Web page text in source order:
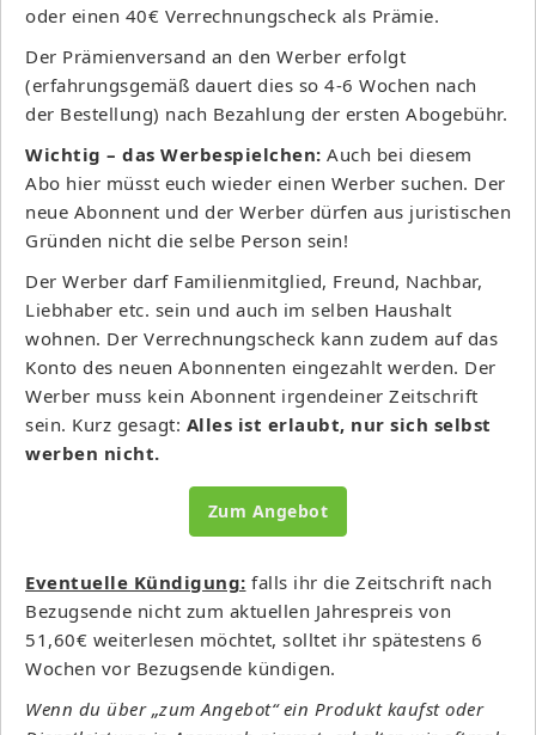
oder einen 40€ Verrechnungscheck als Prämie.
Der Prämienversand an den Werber erfolgt
(erfahrungsgemäß dauert dies so 4-6 Wochen nach
der Bestellung) nach Bezahlung der ersten Abogebühr.
Wichtig – das Werbespielchen: Auch bei diesem
Abo hier müsst euch wieder einen Werber suchen. Der
neue Abonnent und der Werber dürfen aus juristischen
Gründen nicht die selbe Person sein!
Der Werber darf Familienmitglied, Freund, Nachbar,
Liebhaber etc. sein und auch im selben Haushalt
wohnen. Der Verrechnungscheck kann zudem auf das
Konto des neuen Abonnenten eingezahlt werden. Der
Werber muss kein Abonnent irgendeiner Zeitschrift
sein. Kurz gesagt: Alles ist erlaubt, nur sich selbst
werben nicht.
Zum Angebot
Eventuelle Kündigung: falls ihr die Zeitschrift nach
Bezugsende nicht zum aktuellen Jahrespreis von
51,60€ weiterlesen möchtet, solltet ihr spätestens 6
Wochen vor Bezugsende kündigen.
Wenn du über „zum Angebot“ ein Produkt kaufst oder